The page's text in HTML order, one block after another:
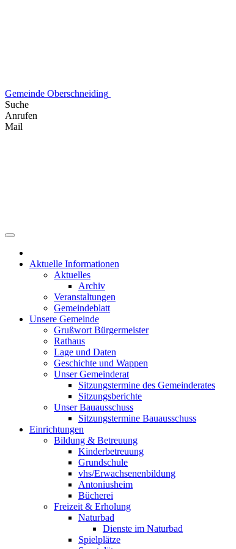
Gemeinde Oberschneiding
Suche
Anrufen
Mail
Aktuelle Informationen
Aktuelles
Archiv
Veranstaltungen
Gemeindeblatt
Unsere Gemeinde
Grußwort Bürgermeister
Rathaus
Lage und Daten
Geschichte und Wappen
Unser Gemeinderat
Sitzungstermine des Gemeinderates
Sitzungsberichte
Unser Bauausschuss
Sitzungstermine Bauausschuss
Einrichtungen
Bildung & Betreuung
Kinderbetreuung
Grundschule
vhs/Erwachsenenbildung
Antoniusheim
Bücherei
Freizeit & Erholung
Naturbad
Dienste im Naturbad
Spielplätze